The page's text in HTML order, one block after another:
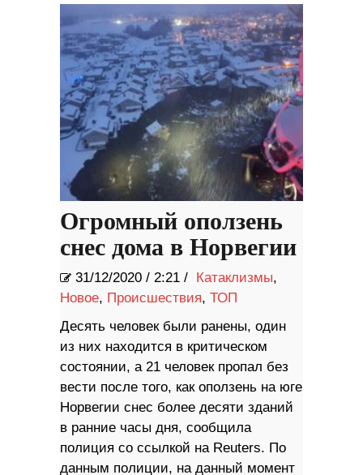
Огромный оползень
снес дома в Норвегии
31/12/2020 / 2:21 / Катаклизмы,
Новое, Происшествия, ТОП
Десять человек были ранены, один
из них находится в критическом
состоянии, а 21 человек пропал без
вести после того, как оползень на юге
Норвегии снес более десяти зданий
в ранние часы дня, сообщила
полиция со ссылкой на Reuters. По
данным полиции, на данный момент